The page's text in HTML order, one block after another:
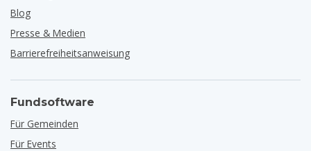
Blog
Presse & Medien
Barrierefreiheitsanweisung
Fundsoftware
Für Gemeinden
Für Events